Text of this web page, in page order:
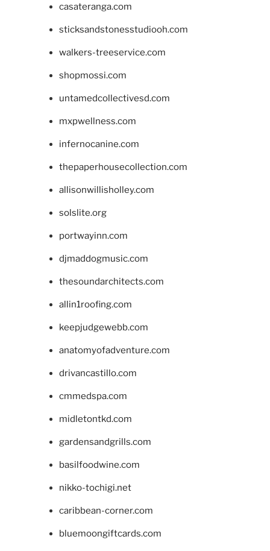
casateranga.com
sticksandstonesstudiooh.com
walkers-treeservice.com
shopmossi.com
untamedcollectivesd.com
mxpwellness.com
infernocanine.com
thepaperhousecollection.com
allisonwillisholley.com
solslite.org
portwayinn.com
djmaddogmusic.com
thesoundarchitects.com
allin1roofing.com
keepjudgewebb.com
anatomyofadventure.com
drivancastillo.com
cmmedspa.com
midletontkd.com
gardensandgrills.com
basilfoodwine.com
nikko-tochigi.net
caribbean-corner.com
bluemoongiftcards.com